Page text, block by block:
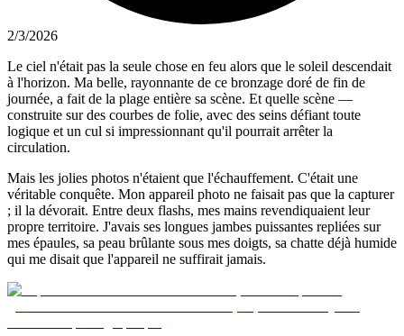
2/3/2026
Le ciel n'était pas la seule chose en feu alors que le soleil descendait
à l'horizon. Ma belle, rayonnante de ce bronzage doré de fin de
journée, a fait de la plage entière sa scène. Et quelle scène —
construite sur des courbes de folie, avec des seins défiant toute
logique et un cul si impressionnant qu'il pourrait arrêter la
circulation.
Mais les jolies photos n'étaient que l'échauffement. C'était une
véritable conquête. Mon appareil photo ne faisait pas que la capturer
; il la dévorait. Entre deux flashs, mes mains revendiquaient leur
propre territoire. J'avais ses longues jambes puissantes repliées sur
mes épaules, sa peau brûlante sous mes doigts, sa chatte déjà humide
qui me disait que l'appareil ne suffirait jamais.